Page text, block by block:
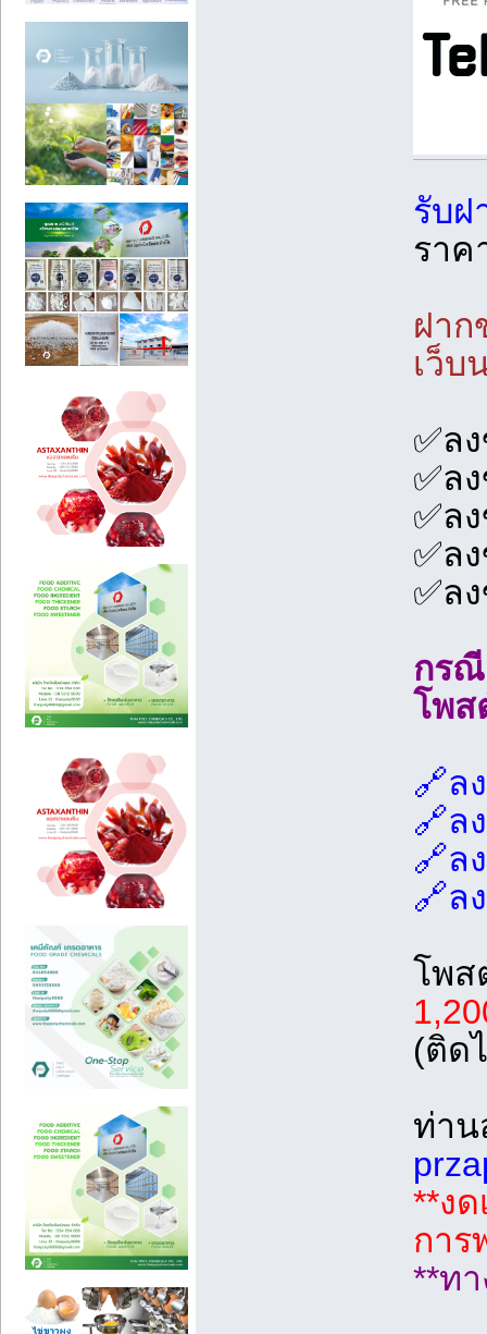
รับฝ
รา
ฝาก
เว็บ
✅️ล
✅️ล
✅️ล
✅️ล
✅️ล
กรณี
โพส
🔗ล
🔗ล
🔗ล
🔗ล
โพส
(ติด
ท่าน
**ง
การ
**ท